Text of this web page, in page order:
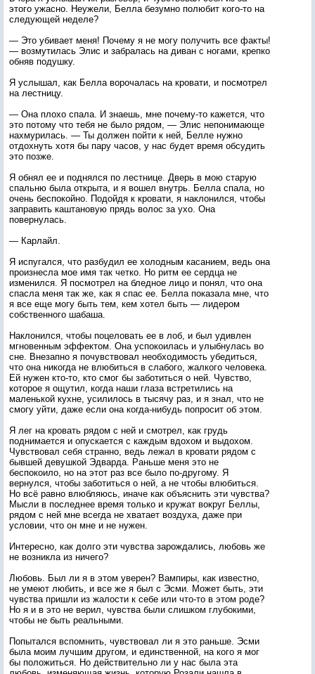
этого ужасно. Неужели, Белла безумно полюбит кого-то на
следующей неделе?
— Это убивает меня! Почему я не могу получить все факты!
— возмутилась Элис и забралась на диван с ногами, крепко
обняв подушку.
Я услышал, как Белла ворочалась на кровати, и посмотрел
на лестницу.
— Она плохо спала. И знаешь, мне почему-то кажется, что
это потому что тебя не было рядом, — Элис непонимающе
нахмурилась. — Ты должен пойти к ней, Белле нужно
отдохнуть хотя бы пару часов, у нас будет время обсудить
это позже.
Я обнял ее и поднялся по лестнице. Дверь в мою старую
спальню была открыта, и я вошел внутрь. Белла спала, но
очень беспокойно. Подойдя к кровати, я наклонился, чтобы
заправить каштановую прядь волос за ухо. Она
повернулась.
— Карлайл.
Я испугался, что разбудил ее холодным касанием, ведь она
произнесла мое имя так четко. Но ритм ее сердца не
изменился. Я посмотрел на бледное лицо и понял, что она
спасла меня так же, как я спас ее. Белла показала мне, что
я все еще могу быть тем, кем хотел быть — лидером
собственного шабаша.
Наклонился, чтобы поцеловать ее в лоб, и был удивлен
мгновенным эффектом. Она успокоилась и улыбнулась во
сне. Внезапно я почувствовал необходимость убедиться,
что она никогда не влюбиться в слабого, жалкого человека.
Ей нужен кто-то, кто смог бы заботиться о ней. Чувство,
которое я ощутил, когда наши глаза встретились на
маленькой кухне, усилилось в тысячу раз, и я знал, что не
смогу уйти, даже если она когда-нибудь попросит об этом.
Я лег на кровать рядом с ней и смотрел, как грудь
поднимается и опускается с каждым вдохом и выдохом.
Чувствовал себя странно, ведь лежал в кровати рядом с
бывшей девушкой Эдварда. Раньше меня это не
беспокоило, но на этот раз все было по-другому. Я
вернулся, чтобы заботиться о ней, а не чтобы влюбиться.
Но всё равно влюбляюсь, иначе как объяснить эти чувства?
Мысли в последнее время только и кружат вокруг Беллы,
рядом с ней мне всегда не хватает воздуха, даже при
условии, что он мне и не нужен.
Интересно, как долго эти чувства зарождались, любовь же
не возникла из ничего?
Любовь. Был ли я в этом уверен? Вампиры, как известно,
не умеют любить, и все же я был с Эсми. Может быть, эти
чувства пришли из жалости к себе или что-то в этом роде?
Но я и в это не верил, чувства были слишком глубокими,
чтобы не быть реальными.
Попытался вспомнить, чувствовал ли я это раньше. Эсми
была моим лучшим другом, и единственной, на кого я мог
бы положиться. Но действительно ли у нас была эта